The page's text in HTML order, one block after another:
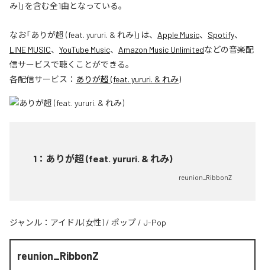
み)」を含む全1曲となっている。
なお「ありが超 (feat. yururi. & れみ)」は、 Apple Music、 Spotify、
LINE MUSIC、 YouTube Music、 Amazon Music Unlimitedなどの音楽配
信サービスで聴くことができる。
各配信サービス： ありが超 (feat. yururi. & れみ)
1 ： ありが超 (feat. yururi. & れみ)
reunion_RibbonZ
ジャンル： アイドル(女性) / ポップ / J-Pop
reunion_RibbonZ